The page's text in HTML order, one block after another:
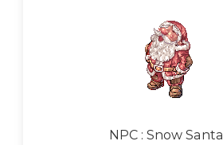
NPC : Snow Santa